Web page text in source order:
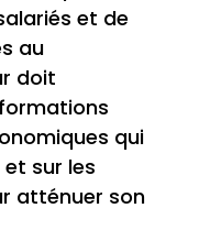
et de
au
doit
qui
sur les
atténuer son